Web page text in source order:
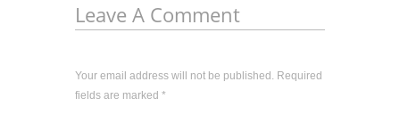
Leave A Comment
Your email address will not be published. Required
fields are marked *